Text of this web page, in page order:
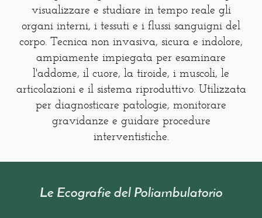
visualizzare e studiare in tempo reale gli
organi interni, i tessuti e i flussi sanguigni del
corpo. Tecnica non invasiva, sicura e indolore,
ampiamente impiegata per esaminare
l'addome, il cuore, la tiroide, i muscoli, le
articolazioni e il sistema riproduttivo. Utilizzata
per diagnosticare patologie, monitorare
gravidanze e guidare procedure
interventistiche.
Le Ecografie del Poliambulatorio